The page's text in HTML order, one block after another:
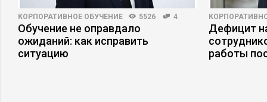
КОРПОРАТИВНОЕ ОБУЧЕНИЕ 5526 4
Обучение не оправдало
ожиданий: как исправить
ситуацию
Дефицит
работы